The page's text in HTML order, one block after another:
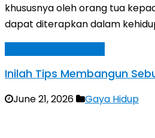
khususnya oleh orang tua
dapat diterapkan dalam
Inilah Tips Membangun
June 21, 2026 Gaya Hidup